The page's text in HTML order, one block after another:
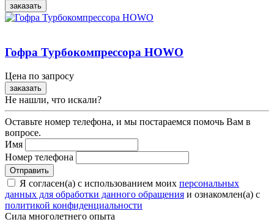
заказать
Гофра Турбокомпрессора HOWO
Цена по запросу
заказать
Не нашли, что искали?
Оставьте номер телефона, и мы постараемся помочь Вам в
вопросе.
Имя
Номер телефона
Я согласен(а) с использованием моих персональных
данных для обработки данного обращения и ознакомлен(а) с
политикой конфиденциальности
Сила многолетнего опыта